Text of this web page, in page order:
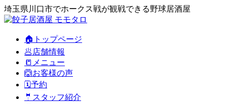
埼玉県川口市でホークス戦が観戦できる野球居酒屋
🏠トップページ
🥟店舗情報
📒メニュー
🙆お客様の声
🗓️予約
🤵スタッフ紹介